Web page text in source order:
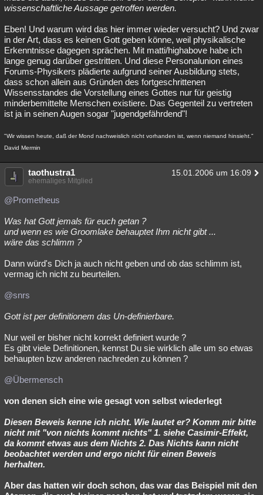
wissenschaftliche Aussage getroffen werden.
Eben! Und warum wird das hier immer wieder versucht? Und zwar
in der Art, dass es keinen Gott geben könne, weil physikalische
Erkenntnisse dagegen sprächen. Mit matti/highabove habe ich
lange genug darüber gestritten. Und diese Personalunion eines
Forums-Physikers plädierte aufgrund seiner Ausbildung stets,
dass schon allein aus Gründen des fortgeschrittenen
Wissensstandes die Vorstellung eines Gottes nur für geistig
minderbemittelte Menschen existiere. Das Gegenteil zu vertreten
ist ja in seinen Augen sogar "jugendgefährdend"!
"Wir wissen heute, daß der Mond nachweislich nicht vorhanden ist, wenn niemand hinsieht."
David Mermin
taothustra1 15.01.2006 um 16:09
ehemaliges Mitglied
@Prometheus
Was hat Gott jemals für euch getan ?
und wenn es wie Groomlake behauptet Ihm nicht gibt ...
wäre das schlimm ?
Dann würd's Dich ja auch nicht geben und ob das schlimm ist,
vermag ich nicht zu beurteilen.
@snrs
Gott ist per definitionem das Un-definierbare.
Nur weil er bisher nicht korrekt definiert wurde ?
Es gibt viele Definitionen, kennst Du sie wirklich alle um so etwas
behaupten bzw anderen nachreden zu können ?
@Übermensch
von denen sich eine wie gesagt von selbst wiederlegt
Diesen Beweis kenne ich nicht. Wie lautet er? Komm mir bitte
nicht mit "von nichts kommt nichts" 1. siehe Casimir-Effekt,
da kommt etwas aus dem Nichts 2. Das Nichts kann nicht
beobachtet werden und ergo nicht für einen Beweis
herhalten.
Aber das hatten wir doch schon, das war das Beispiel mit den